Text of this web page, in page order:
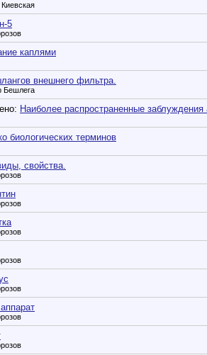
5
каплями
внешнего фильтра.
Бешлега
Наиболее распространенные заблуждения
биологических терминов
свойства.